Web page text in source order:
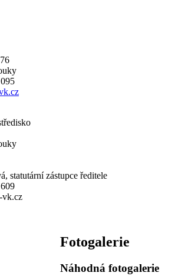
statutární zástupce ředitele
vk.cz
Fotogalerie
Náhodná fotogalerie